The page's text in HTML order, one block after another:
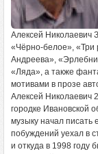
Алексей Николаевич
«Чёрно-белое», «Три
Андреева»,
«Ляда», а также
мотивами в прозе
Алексей Николаевич
городке Ивановской
музыку начал писать
побуждений уехал в
и откуда в 1998 году